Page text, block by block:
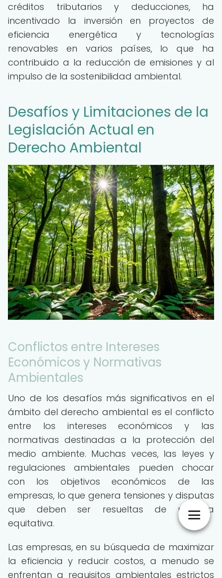
créditos tributarios y deducciones, ha
incentivado la inversión en proyectos de
eficiencia energética y tecnologías
renovables en varios países, lo que ha
contribuido a la reducción de emisiones y al
impulso de la sostenibilidad ambiental.
Desafíos y Limitaciones de la
Legislación Actual en
Derecho Ambiental
Conflictos entre Intereses
Económicos y Normativas
Ambientales
Uno de los desafíos más significativos en el
ámbito del derecho ambiental es el conflicto
entre los intereses económicos y las
normativas destinadas a la protección del
medio ambiente. Muchas veces, las leyes y
regulaciones ambientales pueden chocar
con los objetivos económicos de las
empresas, lo que genera tensiones y disputas
que deben ser resueltas de manera
equitativa.
Las empresas, en su búsqueda de maximizar
la eficiencia y reducir costos, a menudo se
enfrentan a requisitos ambientales estrictos